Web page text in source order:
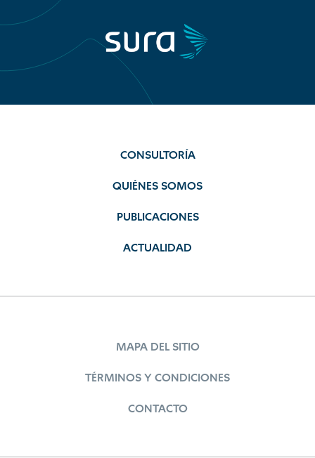
CONSULTORÍA
QUIÉNES SOMOS
PUBLICACIONES
ACTUALIDAD
MAPA DEL SITIO
TÉRMINOS Y CONDICIONES
CONTACTO